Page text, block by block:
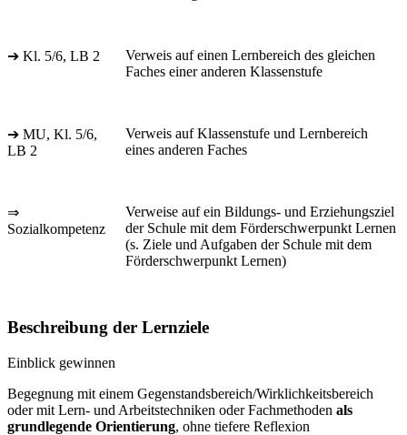
➔ Kl. 5/6, LB 2
Verweis auf einen Lernbereich des gleichen
Faches einer anderen Klassenstufe
➔ MU, Kl. 5/6,
LB 2
Verweis auf Klassenstufe und Lernbereich
eines anderen Faches
⇒
Sozialkompetenz
Verweise auf ein Bildungs- und Erziehungsziel
der Schule mit dem Förderschwerpunkt Lernen
(s. Ziele und Aufgaben der Schule mit dem
Förderschwerpunkt Lernen)
Beschreibung der Lernziele
Einblick gewinnen
Begegnung mit einem Gegenstandsbereich/Wirklichkeitsbereich
oder mit Lern- und Arbeitstechniken oder Fachmethoden als
grundlegende Orientierung, ohne tiefere Reflexion